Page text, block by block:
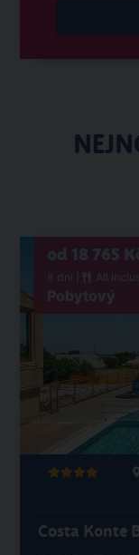
od 18 765
8 dní | All
Pobytový
Costa Konte